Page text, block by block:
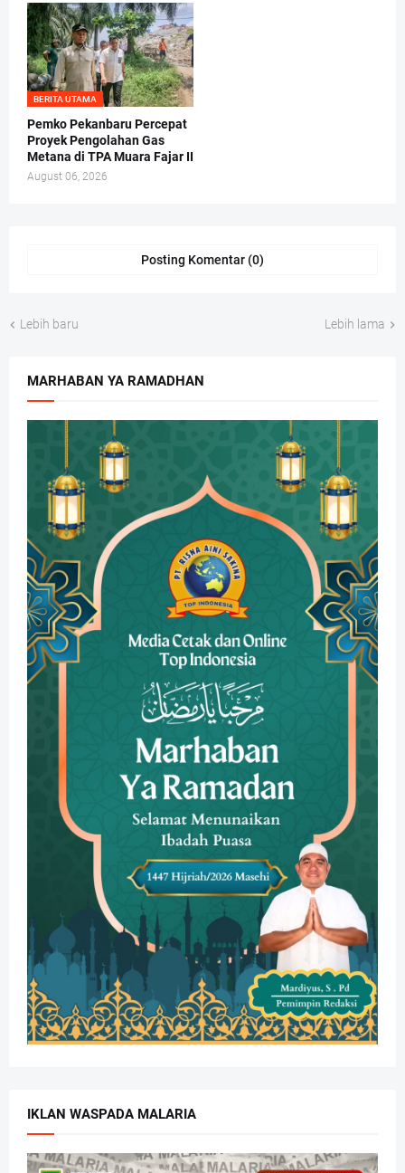
BERITA UTAMA
Pemko Pekanbaru Percepat
Proyek Pengolahan Gas
Metana di TPA Muara Fajar II
August 06, 2026
Posting Komentar (0)
Lebih baru Lebih lama
MARHABAN YA RAMADHAN
IKLAN WASPADA MALARIA